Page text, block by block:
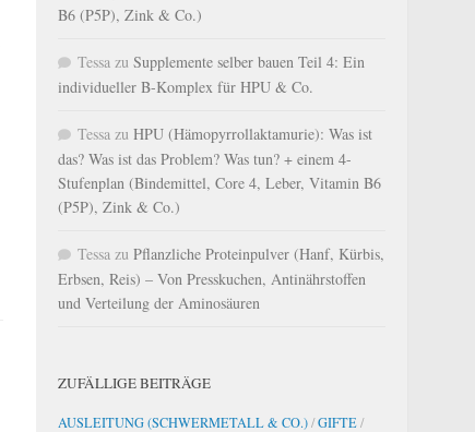
B6 (P5P), Zink & Co.)
Tessa zu Supplemente selber bauen Teil 4: Ein
individueller B-Komplex für HPU & Co.
Tessa zu HPU (Hämopyrrollaktamurie): Was ist
das? Was ist das Problem? Was tun? + einem 4-
Stufenplan (Bindemittel, Core 4, Leber, Vitamin B6
(P5P), Zink & Co.)
Tessa zu Pflanzliche Proteinpulver (Hanf, Kürbis,
Erbsen, Reis) – Von Presskuchen, Antinährstoffen
und Verteilung der Aminosäuren
ZUFÄLLIGE BEITRÄGE
AUSLEITUNG (SCHWERMETALL & CO.)/GIFTE/